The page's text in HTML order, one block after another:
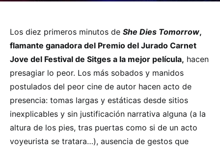
Los diez primeros minutos de She Dies Tomorrow,
flamante ganadora del Premio del Jurado Carnet
Jove del Festival de Sitges a la mejor película, hacen
presagiar lo peor. Los más sobados y manidos
postulados del peor cine de autor hacen acto de
presencia: tomas largas y estáticas desde sitios
inexplicables y sin justificación narrativa alguna (a la
altura de los pies, tras puertas como si de un acto
voyeurista se tratara…), ausencia de gestos que